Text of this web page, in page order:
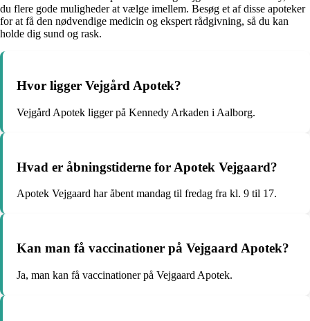
du flere gode muligheder at vælge imellem. Besøg et af disse apoteker
for at få den nødvendige medicin og ekspert rådgivning, så du kan
holde dig sund og rask.
Hvor ligger Vejgård Apotek?
Vejgård Apotek ligger på Kennedy Arkaden i Aalborg.
Hvad er åbningstiderne for Apotek Vejgaard?
Apotek Vejgaard har åbent mandag til fredag fra kl. 9 til 17.
Kan man få vaccinationer på Vejgaard Apotek?
Ja, man kan få vaccinationer på Vejgaard Apotek.